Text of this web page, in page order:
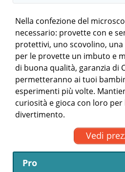
Nella confezione del
necessario: provette con e
protettivi, uno scovolino, una
per le provette un imbuto e
di buona qualità, garanzia di
permetteranno ai tuoi
esperimenti più volte.
curiosità e gioca con loro
divertimento.
Vedi
Pro